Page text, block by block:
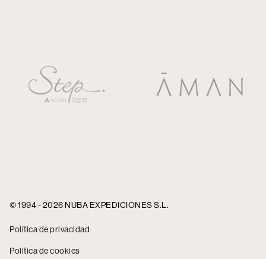
© 1994 - 2026 NUBA EXPEDICIONES S.L.
Política de privacidad
Política de cookies